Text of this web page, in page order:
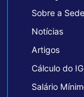
Sobre a
Notícias
Artigos
Cálculo do
Salário